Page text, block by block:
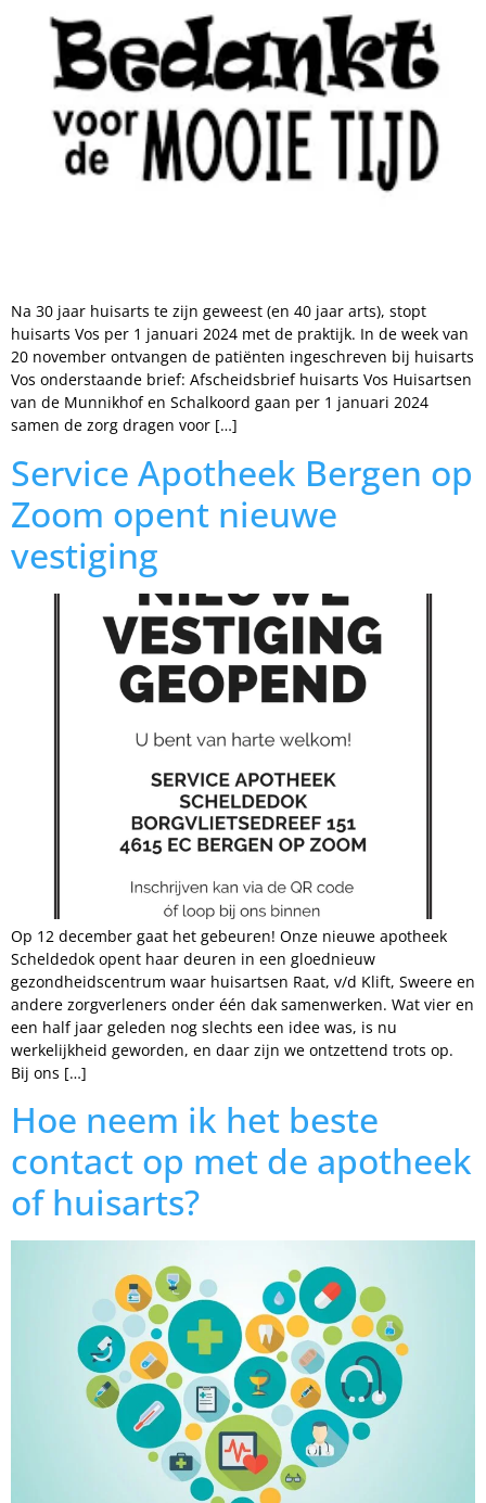
Na 30 jaar huisarts te zijn geweest (en 40 jaar arts), stopt
huisarts Vos per 1 januari 2024 met de praktijk. In de week van
20 november ontvangen de patiënten ingeschreven bij huisarts
Vos onderstaande brief: Afscheidsbrief huisarts Vos Huisartsen
van de Munnikhof en Schalkoord gaan per 1 januari 2024
samen de zorg dragen voor […]
Service Apotheek Bergen op
Zoom opent nieuwe
vestiging
Op 12 december gaat het gebeuren! Onze nieuwe apotheek
Scheldedok opent haar deuren in een gloednieuw
gezondheidscentrum waar huisartsen Raat, v/d Klift, Sweere en
andere zorgverleners onder één dak samenwerken. Wat vier en
een half jaar geleden nog slechts een idee was, is nu
werkelijkheid geworden, en daar zijn we ontzettend trots op.
Bij ons […]
Hoe neem ik het beste
contact op met de apotheek
of huisarts?